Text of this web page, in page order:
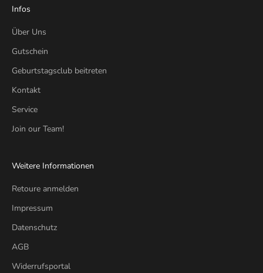
Infos
Über Uns
Gutschein
Geburtstagsclub beitreten
Kontakt
Service
Join our Team!
Weitere Informationen
Retoure anmelden
Impressum
Datenschutz
AGB
Widerrufsportal